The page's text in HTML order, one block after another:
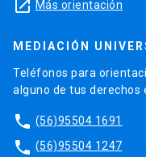
launch Más orientación
MEDIACIÓN
Teléfonos para
alguno de tus derechos
phone (56)95504 1691
phone (56)95504 1247